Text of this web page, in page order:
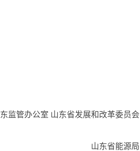
监管办公室 山东省发展和改革委员会
山东省能源局